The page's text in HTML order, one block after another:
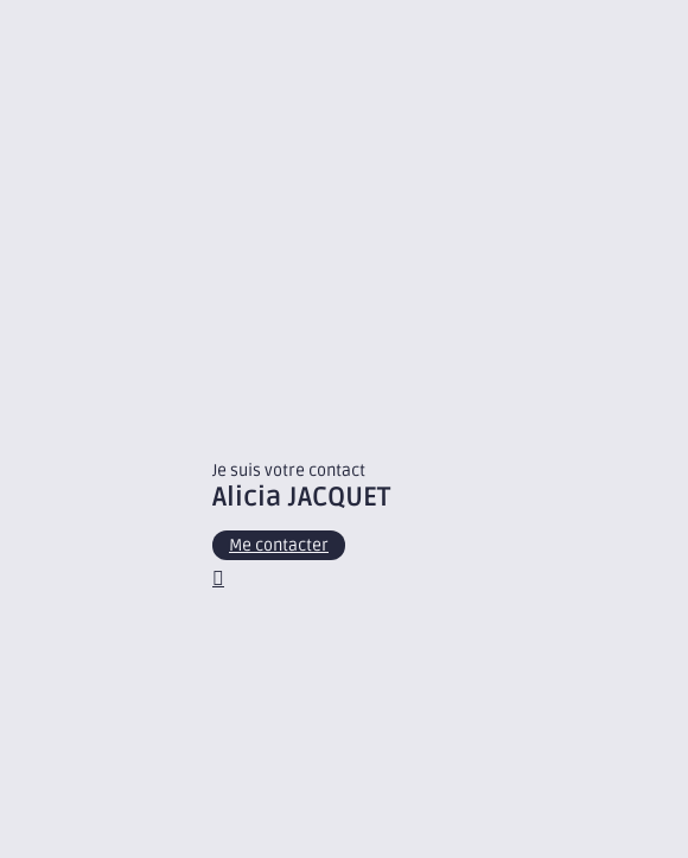
Je suis votre contact
AliciaJACQUET
Me contacter